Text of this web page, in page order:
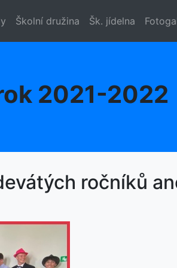
Školní družina Šk. jídelna
2021-2022
ročníků